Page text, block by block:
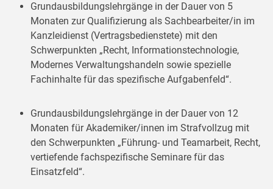
Grundausbildungslehrgänge in der Dauer von 5
Monaten zur Qualifizierung als Sachbearbeiter/in im
Kanzleidienst (Vertragsbedienstete) mit den
Schwerpunkten „Recht, Informationstechnologie,
Modernes Verwaltungshandeln sowie spezielle
Fachinhalte für das spezifische Aufgabenfeld“.
Grundausbildungslehrgänge in der Dauer von 12
Monaten für Akademiker/innen im Strafvollzug mit
den Schwerpunkten „Führung- und Teamarbeit, Recht,
vertiefende fachspezifische Seminare für das
Einsatzfeld“.